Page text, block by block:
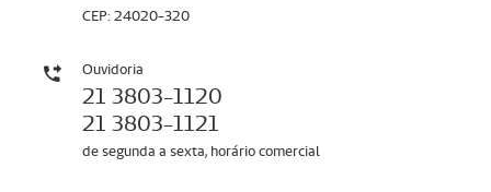
CEP: 24020-320
Ouvidoria
21 3803-1120
21 3803-1121
de segunda a sexta, horário comercial